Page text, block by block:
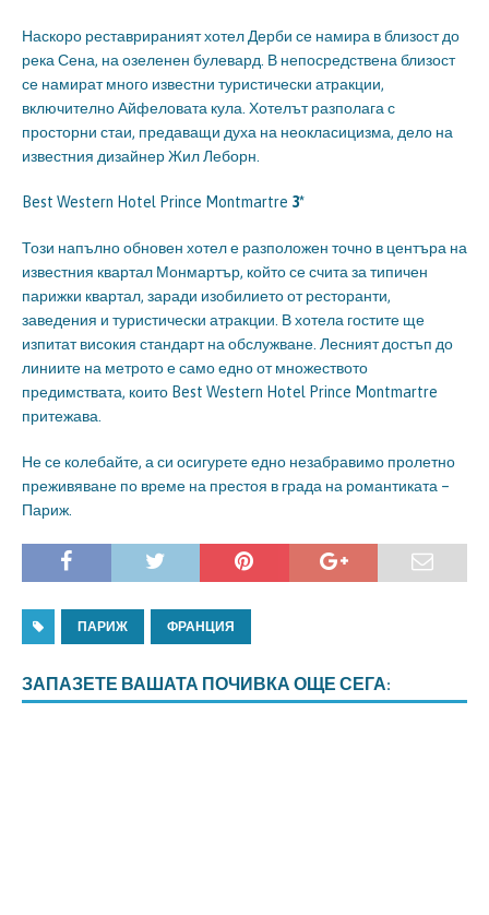
Наскоро реставрираният хотел Дерби се намира в близост до
река Сена, на озеленен булевард. В непосредствена близост
се намират много известни туристически атракции,
включително Айфеловата кула. Хотелът разполага с
просторни стаи, предаващи духа на неокласицизма, дело на
известния дизайнер Жил Леборн.
Best Western Hotel Prince Montmartre 3*
Този напълно обновен хотел е разположен точно в центъра на
известния квартал Монмартър, който се счита за типичен
парижки квартал, заради изобилието от ресторанти,
заведения и туристически атракции. В хотела гостите ще
изпитат високия стандарт на обслужване. Лесният достъп до
линиите на метрото е само едно от множеството
предимствата, които Best Western Hotel Prince Montmartre
притежава.
Не се колебайте, а си осигурете едно незабравимо пролетно
преживяване по време на престоя в града на романтиката –
Париж.
ПАРИЖ ФРАНЦИЯ
ЗАПАЗЕТЕ ВАШАТА ПОЧИВКА ОЩЕ СЕГА: